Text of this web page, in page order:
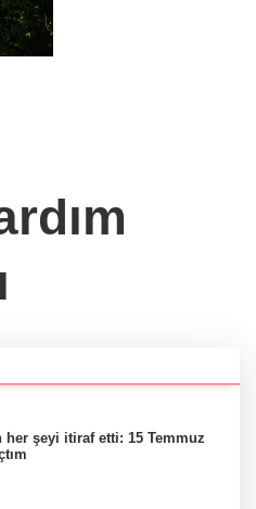
her şeyi itiraf etti: 15 Temmuz